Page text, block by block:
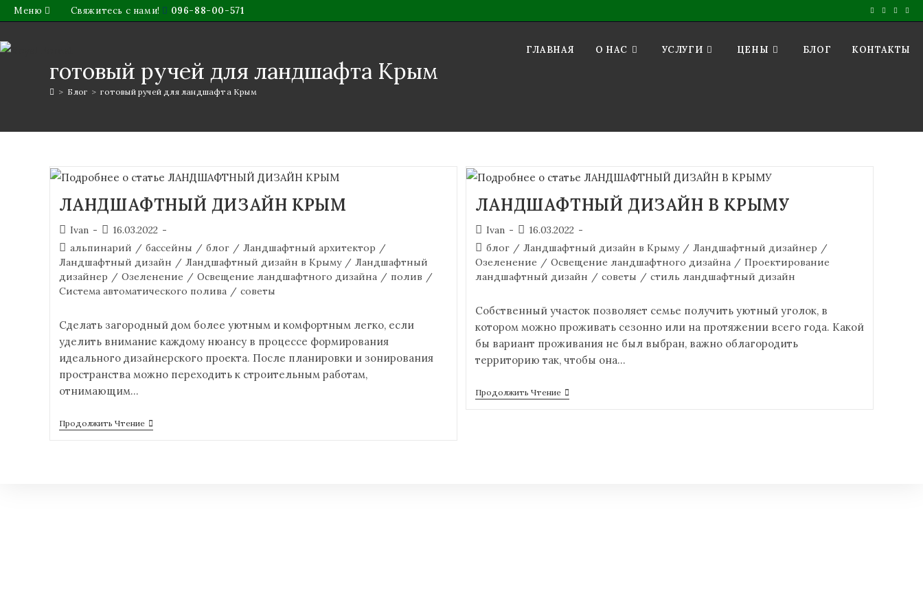
Меню Свяжитесь с нами! 096-88-00-571
ГЛАВНАЯ О НАС УСЛУГИ ЦЕНЫ БЛОГ КОНТАКТЫ
готовый ручей для ландшафта Крым
> Блог > готовый ручей для ландшафта Крым
ЛАНДШАФТНЫЙ ДИЗАЙН КРЫМ
Ivan
16.03.2022
альпинарий / бассейны / блог / Ландшафтный архитектор /
Ландшафтный дизайн / Ландшафтный дизайн в Крыму / Ландшафтный
дизайнер / Озеленение / Освещение ландшафтного дизайна / полив /
Система автоматического полива / советы
Сделать загородный дом более уютным и комфортным легко, если
уделить внимание каждому нюансу в процессе формирования
идеального дизайнерского проекта. После планировки и зонирования
пространства можно переходить к строительным работам,
отнимающим…
Продолжить Чтение
ЛАНДШАФТНЫЙ ДИЗАЙН В КРЫМУ
Ivan
16.03.2022
блог / Ландшафтный дизайн в Крыму / Ландшафтный дизайнер /
Озеленение / Освещение ландшафтного дизайна / Проектирование
ландшафтный дизайн / советы / стиль ландшафтный дизайн
Собственный участок позволяет семье получить уютный уголок, в
котором можно проживать сезонно или на протяжении всего года. Какой
бы вариант проживания не был выбран, важно облагородить
территорию так, чтобы она…
Продолжить Чтение